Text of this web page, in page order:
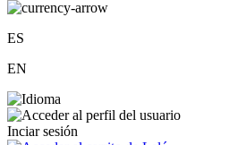
ES
EN
Inciar sesión